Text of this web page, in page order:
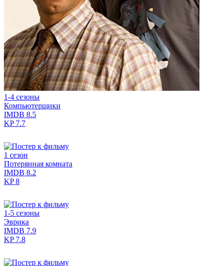
1-4 сезоны
Компьютерщики
IMDB 8.5
KP7.7
1 сезон
Потерянная комната
IMDB 8.2
KP8
1-5 сезоны
Эврика
IMDB 7.9
KP7.8